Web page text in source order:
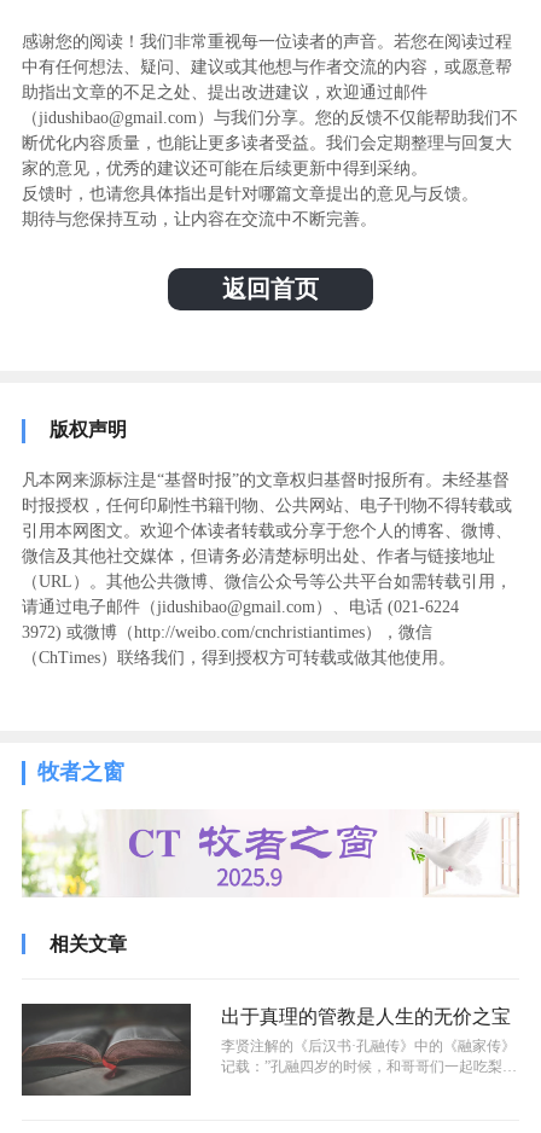
感谢您的阅读！我们非常重视每一位读者的声音。若您在阅读过程
中有任何想法、疑问、建议或其他想与作者交流的内容，或愿意帮
助指出文章的不足之处、提出改进建议，欢迎通过邮件
（jidushibao@gmail.com）与我们分享。您的反馈不仅能帮助我们不
断优化内容质量，也能让更多读者受益。我们会定期整理与回复大
家的意见，优秀的建议还可能在后续更新中得到采纳。
反馈时，也请您具体指出是针对哪篇文章提出的意见与反馈。
期待与您保持互动，让内容在交流中不断完善。
返回首页
版权声明
凡本网来源标注是“基督时报”的文章权归基督时报所有。未经基督
时报授权，任何印刷性书籍刊物、公共网站、电子刊物不得转载或
引用本网图文。欢迎个体读者转载或分享于您个人的博客、微博、
微信及其他社交媒体，但请务必清楚标明出处、作者与链接地址
（URL）。其他公共微博、微信公众号等公共平台如需转载引用，
请通过电子邮件（jidushibao@gmail.com）、电话 (021-6224
3972) ‬或微博（http://weibo.com/cnchristiantimes），微信
（ChTimes）联络我们，得到授权方可转载或做其他使用。
牧者之窗
相关文章
出于真理的管教是人生的无价之宝
李贤注解的《后汉书·孔融传》中的《融家传》
记载：”孔融四岁的时候，和哥哥们一起吃梨，